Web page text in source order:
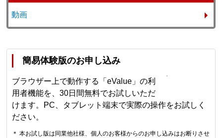
動画
簡易体験版のお申し込み
ブラウザー上で動作する「eValue」の利
用者機能を、30日間無料でお試しいただ
けます。PC、タブレット端末で実際の操作をお試しく
ださい。
＊ 本お試し版は同業他社様、個人のお客様からのお申し込みはお断りさせ